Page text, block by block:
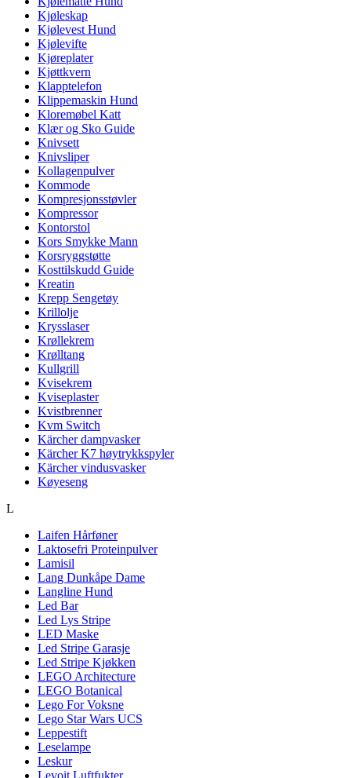
Kjøleskap
Kjølevest Hund
Kjølevifte
Kjøreplater
Kjøttkvern
Klapptelefon
Klippemaskin Hund
Kloremøbel Katt
Klær og Sko Guide
Knivsett
Knivsliper
Kollagenpulver
Kommode
Kompresjonsstøvler
Kompressor
Kontorstol
Kors Smykke Mann
Korsryggstøtte
Kosttilskudd Guide
Kreatin
Krepp Sengetøy
Krillolje
Krysslaser
Krøllekrem
Krølltang
Kullgrill
Kvisekrem
Kviseplaster
Kvistbrenner
Kvm Switch
Kärcher dampvasker
Kärcher K7 høytrykkspyler
Kärcher vindusvasker
Køyeseng
L
Laifen Hårføner
Laktosefri Proteinpulver
Lamisil
Lang Dunkåpe Dame
Langline Hund
Led Bar
Led Lys Stripe
LED Maske
Led Stripe Garasje
Led Stripe Kjøkken
LEGO Architecture
LEGO Botanical
Lego For Voksne
Lego Star Wars UCS
Leppestift
Leselampe
Leskur
Levoit Luftfukter